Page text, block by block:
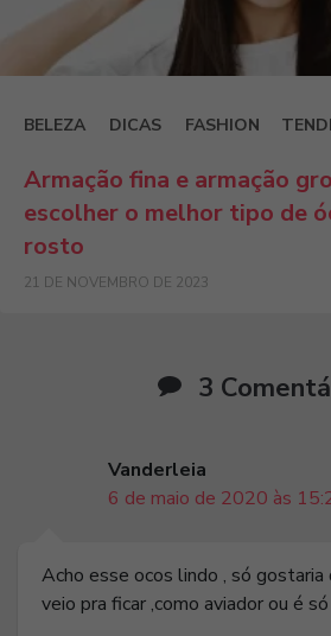
BELEZA DICAS FASHION
Armação fina e armação
escolher o melhor tipo de
rosto
21 DE NOVEMBRO DE 2023
3
Vanderleia
6 de maio de 2020 às
Acho esse ocos lindo , só
veio pra ficar ,como aviador ou é